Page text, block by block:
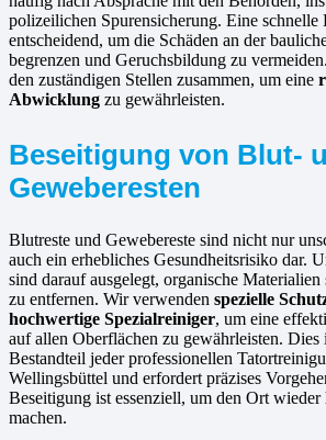
polizeilichen Spurensicherung. Eine schnelle
entscheidend, um die Schäden an der
begrenzen und Geruchsbildung zu
den zuständigen Stellen zusammen, um eine
Abwicklung zu gewährleisten.
Beseitigung von Blut-
Geweberesten
Blutreste und Gewebereste sind nicht nur
auch ein erhebliches Gesundheitsrisiko dar.
sind darauf ausgelegt, organische
zu entfernen. Wir verwenden spezielle
hochwertige Spezialreiniger, um eine
auf allen Oberflächen zu gewährleisten. Dies
Bestandteil jeder professionellen
Wellingsbüttel und erfordert präzises
Beseitigung ist essenziell, um den Ort wieder
machen.